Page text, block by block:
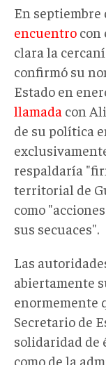
En septiembre
encuentro con
clara la
confirmó su
Estado en
llamada con
de su política
respaldaría
territorial de
como
sus secuaces".
Las
abiertamente
enormemente
Secretario de
solidaridad de
como de la